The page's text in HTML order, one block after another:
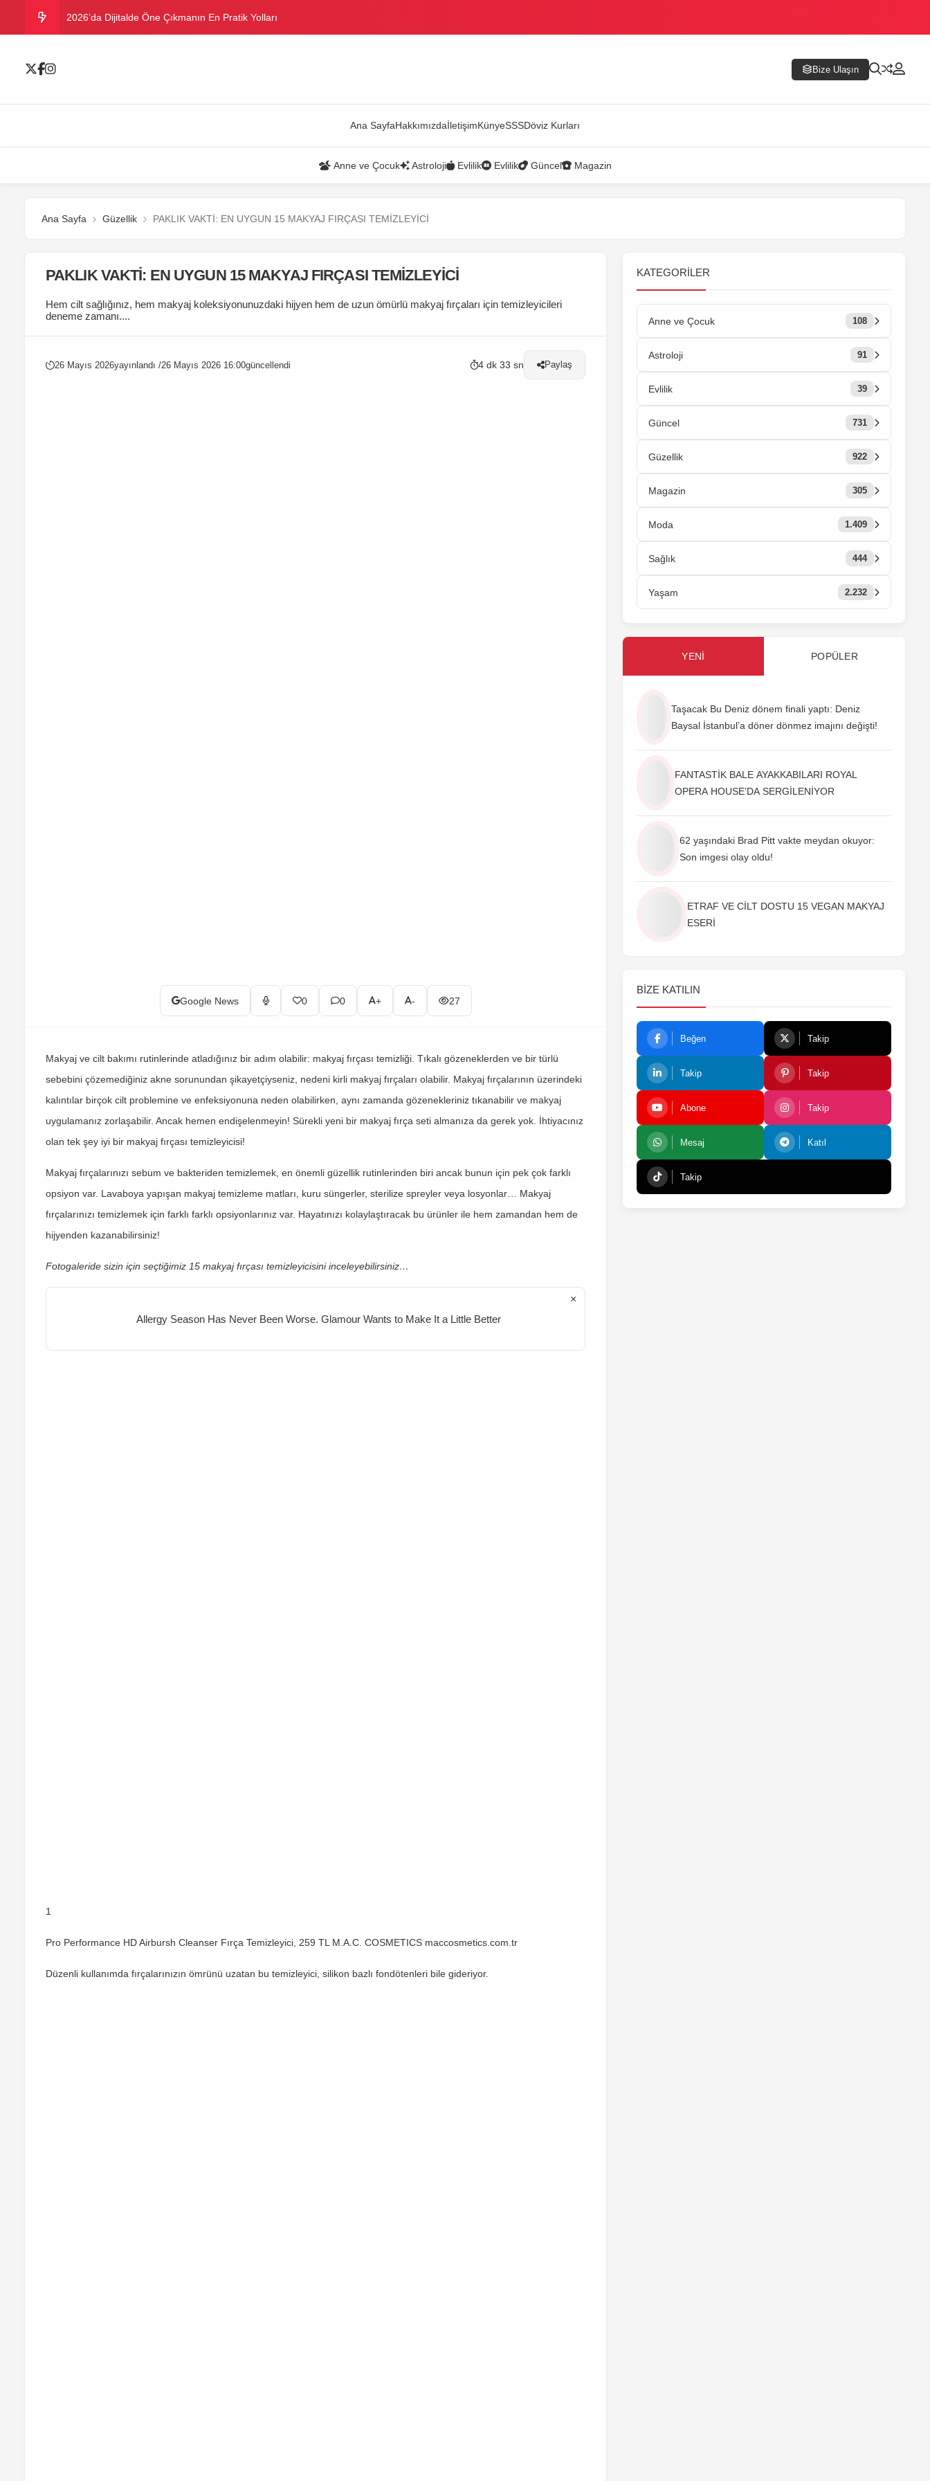
2026’da Dijitalde Öne Çıkmanın En Pratik Yolları
Bize Ulaşın
Ana SayfaHakkımızdaİletişimKünyeSSSDöviz Kurları
Anne ve Çocuk Astroloji Evlilik Evlilik Güncel Magazin
Ana Sayfa Güzellik PAKLIK VAKTİ: EN UYGUN 15 MAKYAJ FIRÇASI TEMİZLEYİCİ
PAKLIK VAKTİ: EN UYGUN 15 MAKYAJ FIRÇASI TEMİZLEYİCİ
Hem cilt sağlığınız, hem makyaj koleksiyonunuzdaki hijyen hem de uzun ömürlü makyaj fırçaları için temizleyicileri
deneme zamanı....
26 Mayıs 2026yayınlandı /26 Mayıs 2026 16:00güncellendi 4 dk 33 sn Paylaş
Google News 0 0 + - 27
Makyaj ve cilt bakımı rutinlerinde atladığınız bir adım olabilir: makyaj fırçası temizliği. Tıkalı gözeneklerden ve bir türlü
sebebini çözemediğiniz akne sorunundan şikayetçiyseniz, nedeni kirli makyaj fırçaları olabilir. Makyaj fırçalarının üzerindeki
kalıntılar birçok cilt problemine ve enfeksiyonuna neden olabilirken, aynı zamanda gözenekleriniz tıkanabilir ve makyaj
uygulamanız zorlaşabilir. Ancak hemen endişelenmeyin! Sürekli yeni bir makyaj fırça seti almanıza da gerek yok. İhtiyacınız
olan tek şey iyi bir makyaj fırçası temizleyicisi!
Makyaj fırçalarınızı sebum ve bakteriden temizlemek, en önemli güzellik rutinlerinden biri ancak bunun için pek çok farklı
opsiyon var. Lavaboya yapışan makyaj temizleme matları, kuru süngerler, sterilize spreyler veya losyonlar… Makyaj
fırçalarınızı temizlemek için farklı farklı opsiyonlarınız var. Hayatınızı kolaylaştıracak bu ürünler ile hem zamandan hem de
hijyenden kazanabilirsiniz!
Fotogaleride sizin için seçtiğimiz 15 makyaj fırçası temizleyicisini inceleyebilirsiniz…
Allergy Season Has Never Been Worse. Glamour Wants to Make It a Little Better
×
1
Pro Performance HD Airbursh Cleanser Fırça Temizleyici, 259 TL M.A.C. COSMETICS maccosmetics.com.tr
Düzenli kullanımda fırçalarınızın ömrünü uzatan bu temizleyici, silikon bazlı fondötenleri bile gideriyor.
KATEGORILER
Anne ve Çocuk 108
Astroloji 91
Evlilik 39
Güncel 731
Güzellik 922
Magazin 305
Moda 1.409
Sağlık 444
Yaşam 2.232
YENI POPÜLER
Taşacak Bu Deniz dönem finali yaptı: Deniz
Baysal İstanbul’a döner dönmez imajını değişti!
FANTASTİK BALE AYAKKABILARI ROYAL
OPERA HOUSE’DA SERGİLENİYOR
62 yaşındaki Brad Pitt vakte meydan okuyor:
Son imgesi olay oldu!
ETRAF VE CİLT DOSTU 15 VEGAN MAKYAJ
ESERİ
BIZE KATILIN
Beğen Takip
Takip Takip
Abone Takip
Mesaj Katıl
Takip